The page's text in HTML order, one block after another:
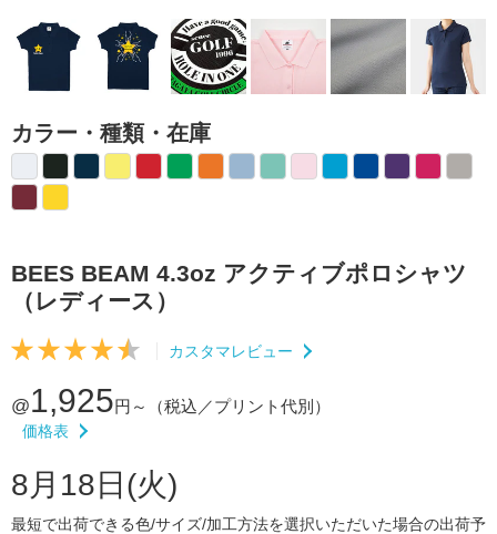
カラー・種類・在庫
BEES BEAM 4.3oz アクティブポロシャツ
（レディース）
カスタマレビュー
@1,925円～ （税込／プリント代別）
価格表
8月18日(火)
最短で出荷できる色/サイズ/加工方法を選択いただいた場合の出荷予